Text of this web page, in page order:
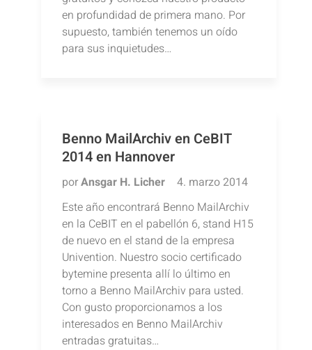
en profundidad de primera mano. Por
supuesto, también tenemos un oído
para sus inquietudes…
Benno MailArchiv en CeBIT
2014 en Hannover
porAnsgar H. Licher
4. marzo 2014
Este año encontrará Benno MailArchiv
en la CeBIT en el pabellón 6, stand H15
de nuevo en el stand de la empresa
Univention. Nuestro socio certificado
bytemine presenta allí lo último en
torno a Benno MailArchiv para usted.
Con gusto proporcionamos a los
interesados en Benno MailArchiv
entradas gratuitas…